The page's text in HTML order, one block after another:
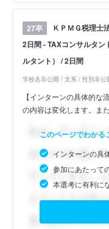
27卒
ＫＰＭＧ税理士
2日間 - TAXコンサルタン
ルタント） / 2日間
学校名非公開 / 文系 / 性別非公
【インターンの具体的な
の内容は変化します。ま
このページでわかる
インターンの具
参加にあたって
本選考に有利に